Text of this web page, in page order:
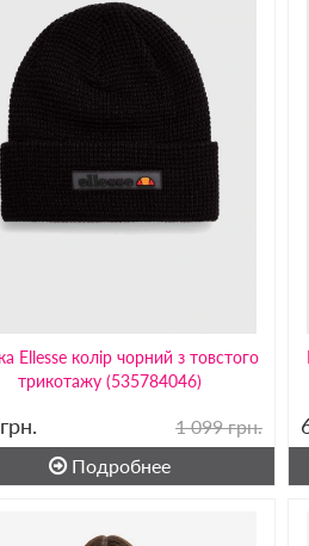
Ellesse колір чорний з товстого
трикотажу (535784046)
грн.
1 099 грн.
Подробнее